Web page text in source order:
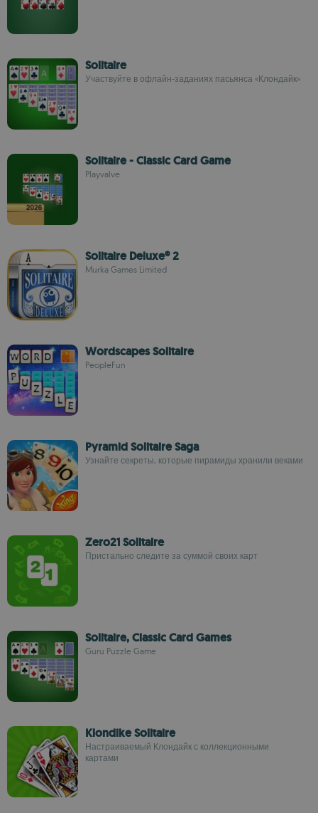
Solitaire
Участвуйте в офлайн-заданиях пасьянса «Клондайк»
Solitaire - Classic Card Game
Playvalve
Solitaire Deluxe® 2
Murka Games Limited
Wordscapes Solitaire
PeopleFun
Pyramid Solitaire Saga
Узнайте секреты, которые пирамиды хранили веками
Zero21 Solitaire
Пристально следите за суммой своих карт
Solitaire, Classic Card Games
Guru Puzzle Game
Klondike Solitaire
Настраиваемый Клондайк с коллекционными
картами